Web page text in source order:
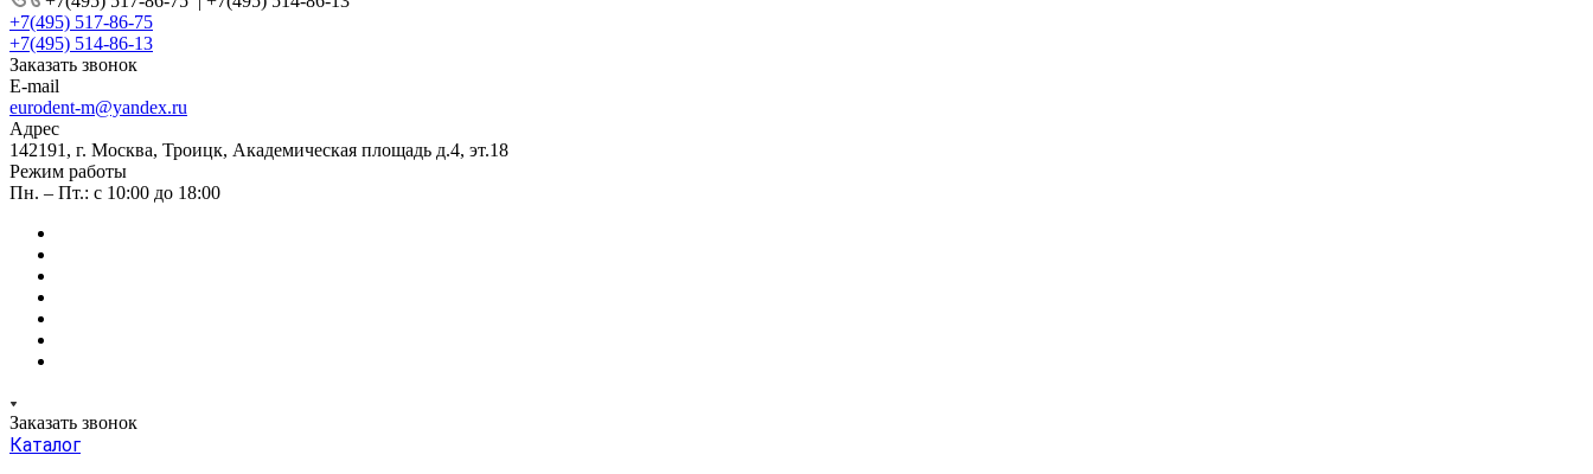
+7(495) 517-86-75
+7(495) 514-86-13
Заказать звонок
E-mail
eurodent-m@yandex.ru
Адрес
142191, г. Москва, Троицк, Академическая площадь д.4, эт.18
Режим работы
Пн. – Пт.: с 10:00 до 18:00
Заказать звонок
Каталог